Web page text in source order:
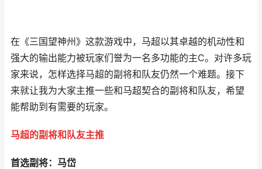
在《三国望神州》这款游戏中，马超以其卓越的机动性和
强大的输出能力被玩家们誉为一名多功能的主C。对许多玩
家来说，怎样选择马超的副将和队友仍然一个难题。接下
来就让我为大家主推一些和马超契合的副将和队友，希望
能帮助到有需要的玩家。
马超的副将和队友主推
首选副将：马岱